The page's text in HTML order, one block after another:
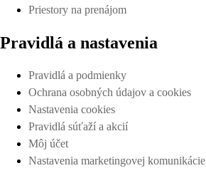
Priestory na prenájom
Pravidlá a nastavenia
Pravidlá a podmienky
Ochrana osobných údajov a cookies
Nastavenia cookies
Pravidlá súťaží a akcií
Môj účet
Nastavenia marketingovej komunikácie